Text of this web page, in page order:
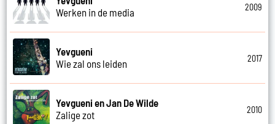
Werken in de media
2009
Yevgueni
Wie zal ons leiden
2017
Yevgueni en Jan De Wilde
Zalige zot
2010